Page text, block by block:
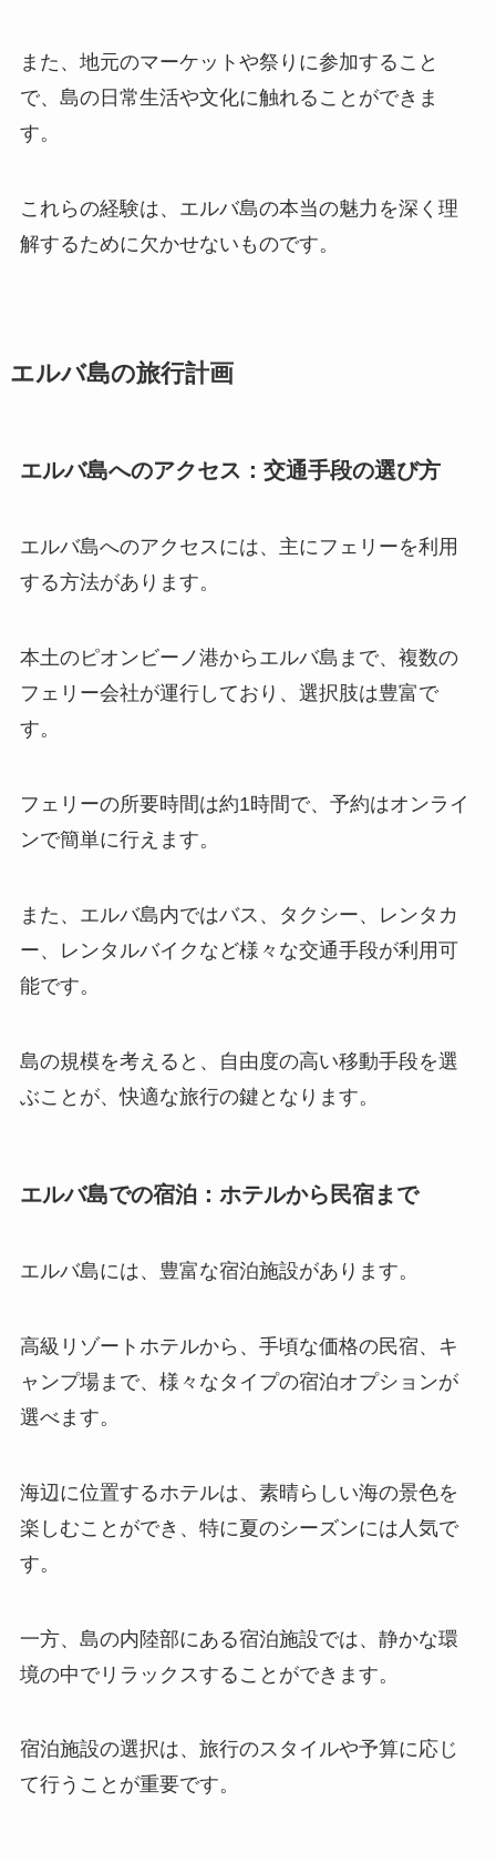
また、地元のマーケットや祭りに参加すること
で、島の日常生活や文化に触れることができま
す。
これらの経験は、エルバ島の本当の魅力を深く理
解するために欠かせないものです。
エルバ島の旅行計画
エルバ島へのアクセス：交通手段の選び方
エルバ島へのアクセスには、主にフェリーを利用
する方法があります。
本土のピオンビーノ港からエルバ島まで、複数の
フェリー会社が運行しており、選択肢は豊富で
す。
フェリーの所要時間は約1時間で、予約はオンライ
ンで簡単に行えます。
また、エルバ島内ではバス、タクシー、レンタカ
ー、レンタルバイクなど様々な交通手段が利用可
能です。
島の規模を考えると、自由度の高い移動手段を選
ぶことが、快適な旅行の鍵となります。
エルバ島での宿泊：ホテルから民宿まで
エルバ島には、豊富な宿泊施設があります。
高級リゾートホテルから、手頃な価格の民宿、キ
ャンプ場まで、様々なタイプの宿泊オプションが
選べます。
海辺に位置するホテルは、素晴らしい海の景色を
楽しむことができ、特に夏のシーズンには人気で
す。
一方、島の内陸部にある宿泊施設では、静かな環
境の中でリラックスすることができます。
宿泊施設の選択は、旅行のスタイルや予算に応じ
て行うことが重要です。